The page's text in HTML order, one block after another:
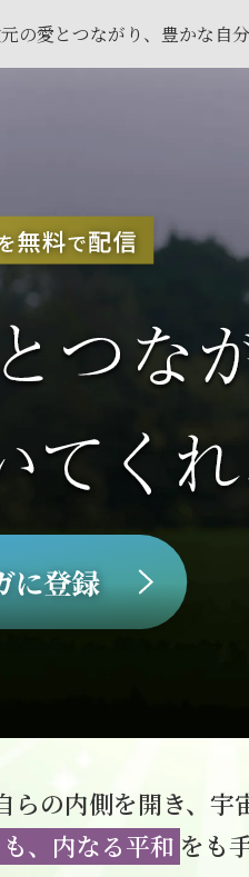
らの内側を開き、 宇
、内なる平和 をも
の愛とつながり、豊かな自